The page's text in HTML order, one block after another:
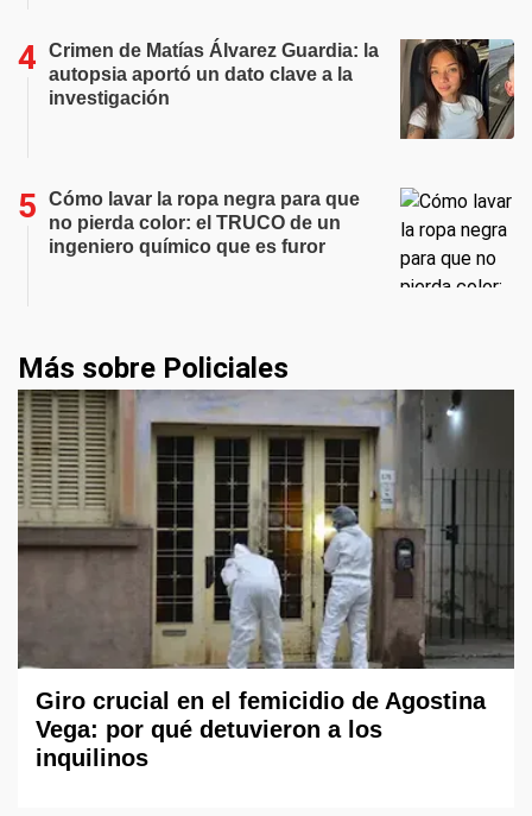
Crimen de Matías Álvarez Guardia: la
autopsia aportó un dato clave a la
investigación
Cómo lavar la ropa negra para que
no pierda color: el TRUCO de un
ingeniero químico que es furor
Más sobre Policiales
Giro crucial en el femicidio de Agostina
Vega: por qué detuvieron a los
inquilinos